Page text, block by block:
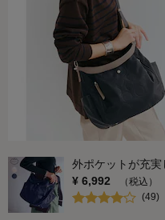
外ポケットが充
¥ 6,992
（税込）
(49)